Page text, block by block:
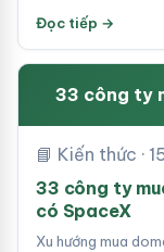
Đọc tiếp →
33 công ty
📘 Kiến thức ·
33 công ty
có SpaceX
Xu hướng mua